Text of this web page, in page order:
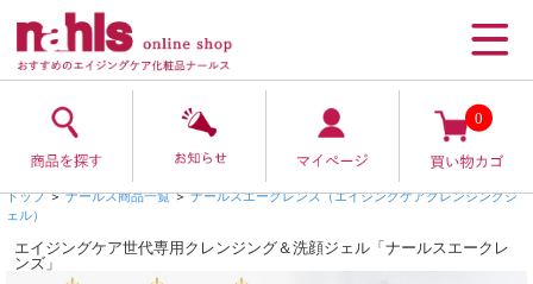
0
トップ ＞ ナールス商品一覧 ＞ ナールスエークレンズ（エイジングケアクレンジングジ
ェル）
エイジングケア世代専用クレンジング＆洗顔ジェル「ナールスエークレ
ンズ」